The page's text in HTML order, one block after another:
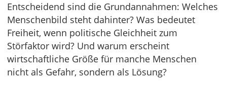
Entscheidend sind die Grundannahmen: Welches
Menschenbild steht dahinter? Was bedeutet
Freiheit, wenn politische Gleichheit zum
Störfaktor wird? Und warum erscheint
wirtschaftliche Größe für manche Menschen
nicht als Gefahr, sondern als Lösung?